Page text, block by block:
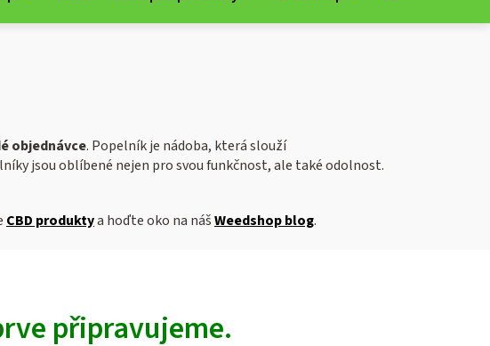
objednávce. Popelník je nádoba, která slouží
jsou oblíbené nejen pro svou funkčnost, ale také odolnost.
CBD produktya hoďte oko na nášWeedshop blog.
připravujeme.